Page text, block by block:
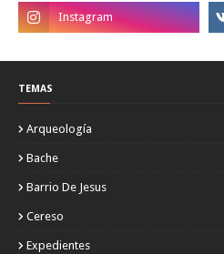
TEMAS
Arqueología
Bache
Barrio De Jesus
Cereso
Expedientes